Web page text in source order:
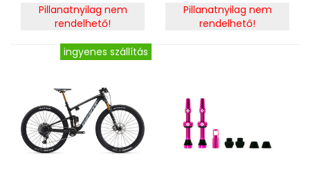
Pillanatnyilag nem
rendelhető!
Line motorhoz
Pillanatnyilag nem
rendelhető!
ingyenes szállítás